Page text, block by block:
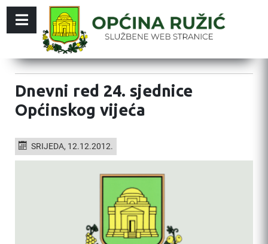
Dnevni red 24. sjednice
Općinskog vijeća
SRIJEDA, 12.12.2012.